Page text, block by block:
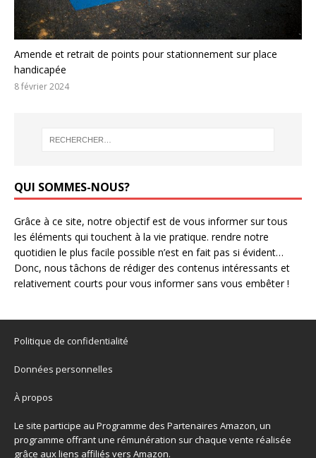
Amende et retrait de points pour stationnement sur place
handicapée
8 février 2024
QUI SOMMES-NOUS?
Grâce à ce site, notre objectif est de vous informer sur tous
les éléments qui touchent à la vie pratique. rendre notre
quotidien le plus facile possible n’est en fait pas si évident…
Donc, nous tâchons de rédiger des contenus intéressants et
relativement courts pour vous informer sans vous embêter !
Politique de confidentialité
Données personnelles
À propos
Le site participe au Programme des Partenaires Amazon, un
programme offrant une rémunération sur chaque vente réalisée
grâce aux liens affiliés vers Amazon.